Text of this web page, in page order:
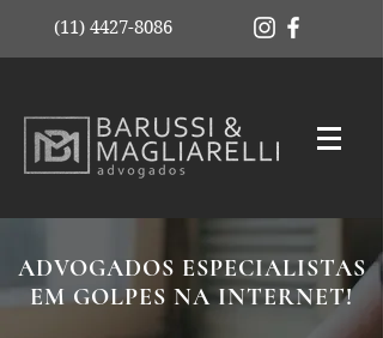
(11) 4427-8086
ADVOGADOS ESPECIALISTAS
EM GOLPES NA INTERNET!